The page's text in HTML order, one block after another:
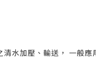
水加壓、輸送， 一般應